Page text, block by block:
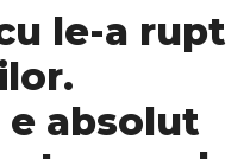
le-a rupt
absolut